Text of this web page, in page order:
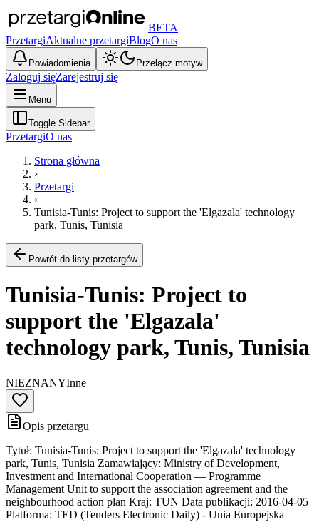
BETA
PrzetargiAktualne przetargiBlogO nas
Powiadomienia Przełącz motyw
Zaloguj sięZarejestruj się
Menu
Toggle Sidebar
PrzetargiO nas
Strona główna
›
Przetargi
›
Tunisia-Tunis: Project to support the 'Elgazala' technology
park, Tunis, Tunisia
Powrót do listy przetargów
Tunisia-Tunis: Project to
support the 'Elgazala'
technology park, Tunis, Tunisia
NIEZNANYInne
Opis przetargu
Tytuł: Tunisia-Tunis: Project to support the 'Elgazala' technology
park, Tunis, Tunisia Zamawiający: Ministry of Development,
Investment and International Cooperation — Programme
Management Unit to support the association agreement and the
neighbourhood action plan Kraj: TUN Data publikacji: 2016-04-05
Platforma: TED (Tenders Electronic Daily) - Unia Europejska